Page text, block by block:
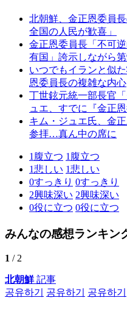
北朝鮮、金正恩委員
全国の人民が歓喜」
金正恩委員長「不可
有国」誇示しながら
いつでもイランと似
恩委員長の複雑な内心
丁世鉉元統一部長官
ュエ、すでに『金正
キム・ジュエ氏、金
参拝…真ん中の席に
1 腹立つ 1 腹立つ
1悲しい 1悲しい
0すっきり 0すっきり
2興味深い 2興味深い
0役に立つ 0役に立つ
みんなの感想ランキン
1 / 2
北朝鮮記事
공유하기
공유하기 공유하기